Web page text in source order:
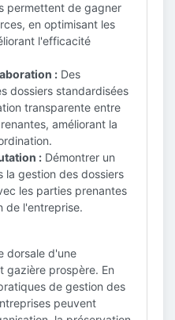
permettent de gagner
en optimisant les
l'efficacité
: Des
dossiers standardisées
transparente entre
améliorant la
: Démontrer un
la gestion des dossiers
les parties prenantes
de l'entreprise.
dorsale d'une
gazière prospère. En
de gestion des
peuvent